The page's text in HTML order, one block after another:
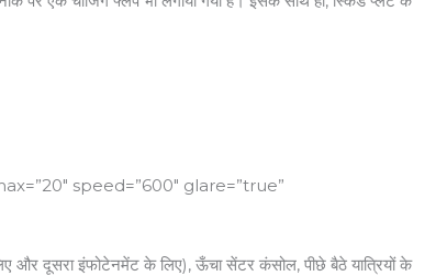
speed=”600″ glare=”true”
और दूसरा इंफोटेनमेंट के लिए), ऊँचा सेंटर कंसोल, पीछे बैठे यात्रियों के